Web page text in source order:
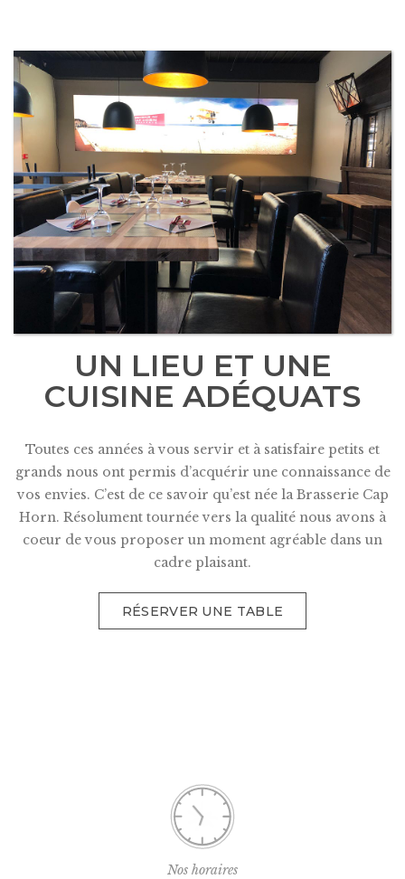
UN LIEU ET UNE
CUISINE ADÉQUATS
Toutes ces années à vous servir et à satisfaire petits et
grands nous ont permis d’acquérir une connaissance de
vos envies. C’est de ce savoir qu’est née la Brasserie Cap
Horn. Résolument tournée vers la qualité nous avons à
coeur de vous proposer un moment agréable dans un
cadre plaisant.
RÉSERVER UNE TABLE
Nos horaires